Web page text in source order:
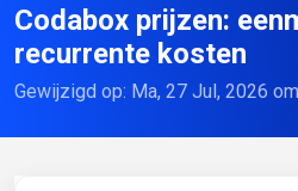
Codabox prijzen:
recurrente kosten
Gewijzigd op: Ma, 27 Jul, 2026